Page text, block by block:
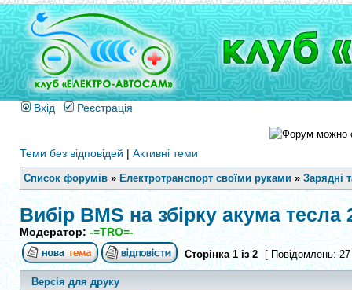
Вхід Реєстрація
Теми без відповідей | Активні теми
Список форумів » Електротранспорт своїми руками » Зарядні
Вибір BMS на збірку акума тесла
Модератор:-=TRO=-
Сторінка 1із2 [ Повідомлень:
Версія для друку